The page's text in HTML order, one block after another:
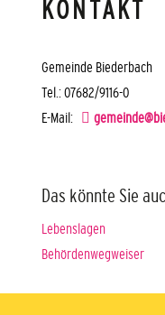
KONTAKT
Gemeinde Biederbach
Tel.: 07682/9116-0
E-Mail:
Das könnte Sie
Lebenslagen
Behördenwegweiser